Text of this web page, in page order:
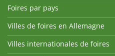
Foires par pays
Villes de foires en Allemagne
Villes internationales de foires